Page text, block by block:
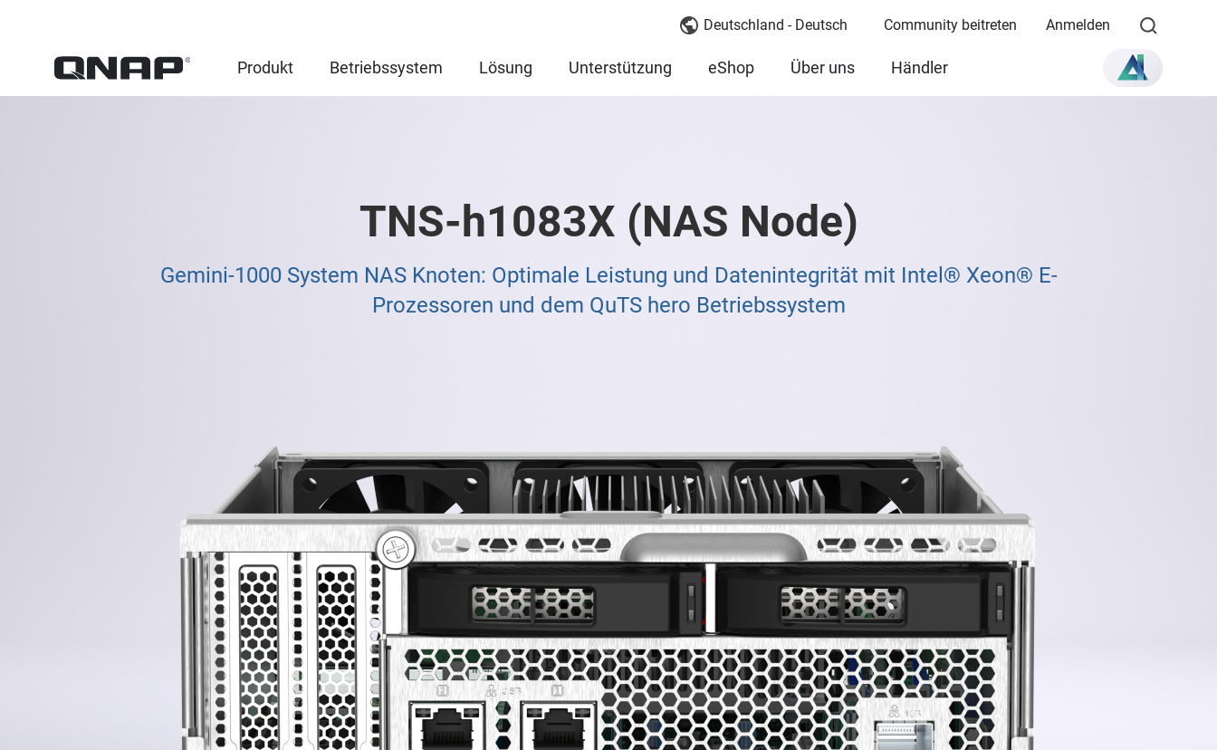
Deutschland - Deutsch Community beitreten Anmelden
Produkt Betriebssystem Lösung Unterstützung eShop Über uns Händler
TNS-h1083X (NAS Node)
Gemini-1000 System NAS Knoten: Optimale Leistung und Datenintegrität mit Intel® Xeon® E-
Prozessoren und dem QuTS hero Betriebssystem